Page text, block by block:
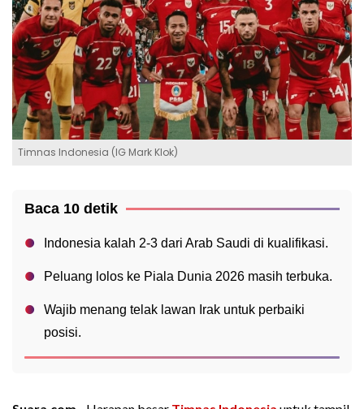
Timnas Indonesia (IG Mark Klok)
Baca 10 detik
Indonesia kalah 2-3 dari Arab Saudi di kualifikasi.
Peluang lolos ke Piala Dunia 2026 masih terbuka.
Wajib menang telak lawan Irak untuk perbaiki
posisi.